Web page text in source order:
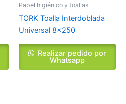
Papel higiénico y toallas
TORK Toalla Interdoblada
Universal 8×250
Realizar pedido por
Whatsapp